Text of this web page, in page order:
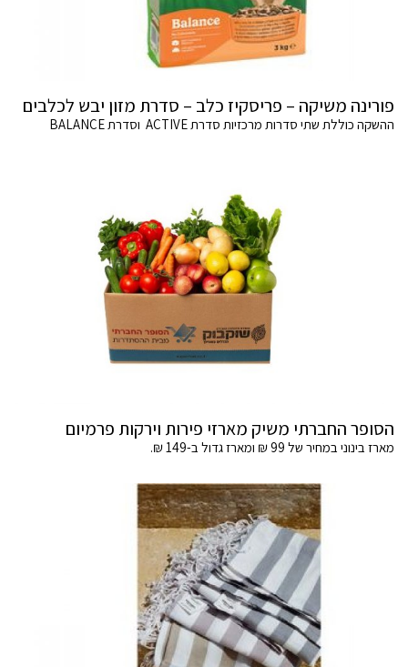
פורינה משיקה – פריסקיז כלב – סדרת מזון יבש לכלבים
ההשקה כוללת שתי סדרות מרכזיות סדרת ACTIVE וסדרת BALANCE
הסופר החברתי משיק מארזי פירות וירקות פרמיום
מארז בינוני במחיר של 99 ₪ ומארז גדול ב-149 ₪.